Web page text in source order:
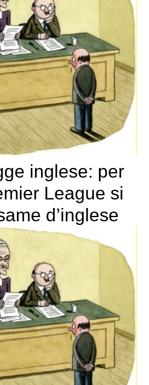
inglese: per
League si
d’inglese